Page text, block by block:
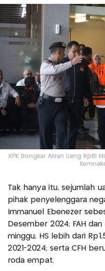
KPK Bongkar Aliran Uang Rp81
Tak hanya itu, sejumlah
pihak penyelenggara
Immanuel Ebenezer
Desember 2024; FAH
minggu; HS lebih dari
2021-2024; serta CFH
roda empat.